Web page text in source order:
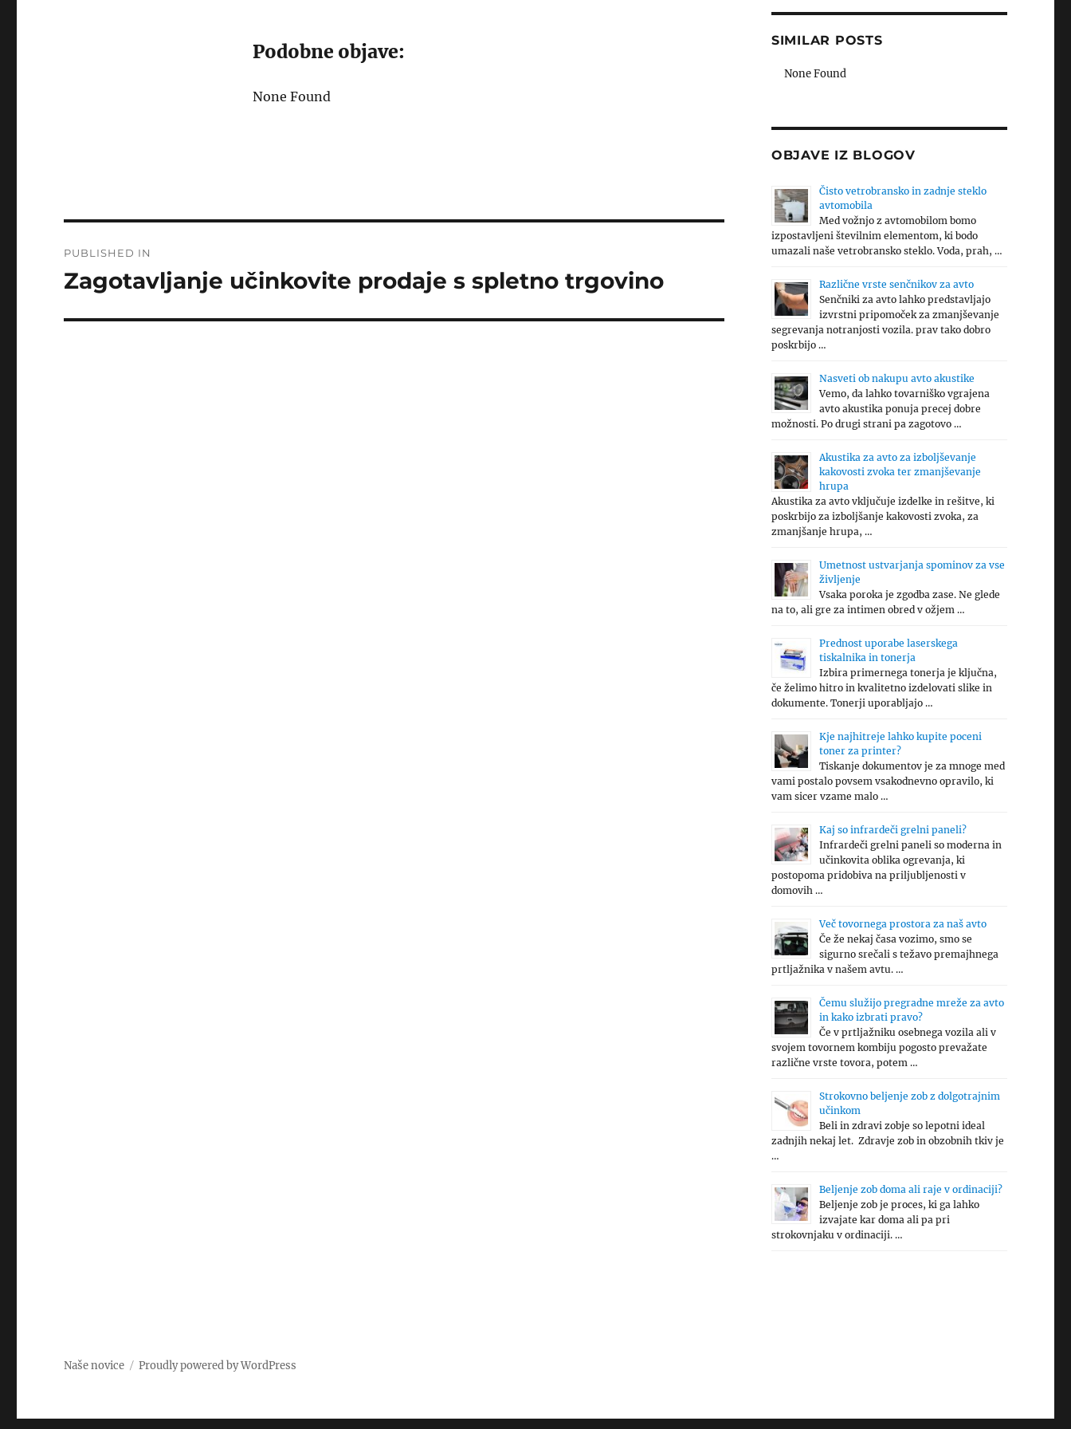
Podobne objave:
None Found
navigation
PUBLISHED IN
Zagotavljanje učinkovite prodaje s spletno trgovino
SIMILAR POSTS
None Found
OBJAVE IZ BLOGOV
Čisto vetrobransko in zadnje steklo
avtomobila
Med vožnjo z avtomobilom bomo
izpostavljeni številnim elementom, ki bodo
umazali naše vetrobransko steklo. Voda, prah, …
Različne vrste senčnikov za avto
Senčniki za avto lahko predstavljajo
izvrstni pripomoček za zmanjševanje
segrevanja notranjosti vozila. prav tako dobro
poskrbijo …
Nasveti ob nakupu avto akustike
Vemo, da lahko tovarniško vgrajena
avto akustika ponuja precej dobre
možnosti. Po drugi strani pa zagotovo …
Akustika za avto za izboljševanje
kakovosti zvoka ter zmanjševanje
hrupa
Akustika za avto vključuje izdelke in rešitve, ki
poskrbijo za izboljšanje kakovosti zvoka, za
zmanjšanje hrupa, …
Umetnost ustvarjanja spominov za vse
življenje
Vsaka poroka je zgodba zase. Ne glede
na to, ali gre za intimen obred v ožjem …
Prednost uporabe laserskega
tiskalnika in tonerja
Izbira primernega tonerja je ključna,
če želimo hitro in kvalitetno izdelovati slike in
dokumente. Tonerji uporabljajo …
Kje najhitreje lahko kupite poceni
toner za printer?
Tiskanje dokumentov je za mnoge med
vami postalo povsem vsakodnevno opravilo, ki
vam sicer vzame malo …
Kaj so infrardeči grelni paneli?
Infrardeči grelni paneli so moderna in
učinkovita oblika ogrevanja, ki
postopoma pridobiva na priljubljenosti v
domovih …
Več tovornega prostora za naš avto
Če že nekaj časa vozimo, smo se
sigurno srečali s težavo premajhnega
prtljažnika v našem avtu. …
Čemu služijo pregradne mreže za avto
in kako izbrati pravo?
Če v prtljažniku osebnega vozila ali v
svojem tovornem kombiju pogosto prevažate
različne vrste tovora, potem …
Strokovno beljenje zob z dolgotrajnim
učinkom
Beli in zdravi zobje so lepotni ideal
zadnjih nekaj let. Zdravje zob in obzobnih tkiv je
…
Beljenje zob doma ali raje v ordinaciji?
Beljenje zob je proces, ki ga lahko
izvajate kar doma ali pa pri
strokovnjaku v ordinaciji. …
Naše novice Proudly powered by WordPress